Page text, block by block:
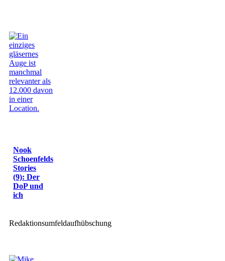
Nook
Schoenfelds
Stories
(9): Der
DoP und
ich
Redaktionsumfeldaufhübschung